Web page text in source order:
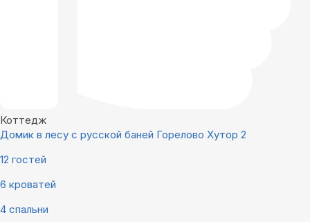
Коттедж
Домик в лесу с русской баней Горелово Хутор 2
12 гостей
6 кроватей
4 спальни